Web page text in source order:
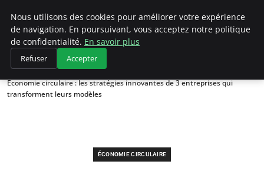
Climategatecountryclub.com
Accueil
Économie circulaire
Économie circulaire : les stratégies innovantes de 3 entreprises qui
transforment leurs modèles
ÉCONOMIE CIRCULAIRE
Nous utilisons des cookies pour améliorer votre expérience
de navigation. En poursuivant, vous acceptez notre politique
de confidentialité. En savoir plus
Refuser Accepter